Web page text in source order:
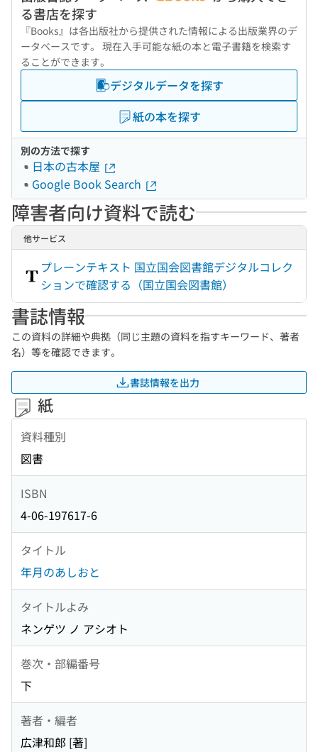
る書店を探す
『Books』は各出版社から提供された情報による出版業界のデ
ータベースです。 現在入手可能な紙の本と電子書籍を検索す
ることができます。
デジタルデータを探す
紙の本を探す
別の方法で探す
日本の古本屋
Google Book Search
障害者向け資料で読む
他サービス
プレーンテキスト 国立国会図書館デジタルコレク
ションで確認する（国立国会図書館）
書誌情報
この資料の詳細や典拠（同じ主題の資料を指すキーワード、著者
名）等を確認できます。
書誌情報を出力
紙
資料種別
図書
ISBN
4-06-197617-6
タイトル
年月のあしおと
タイトルよみ
ネンゲツ ノ アシオト
巻次・部編番号
下
著者・編者
広津和郎 [著]